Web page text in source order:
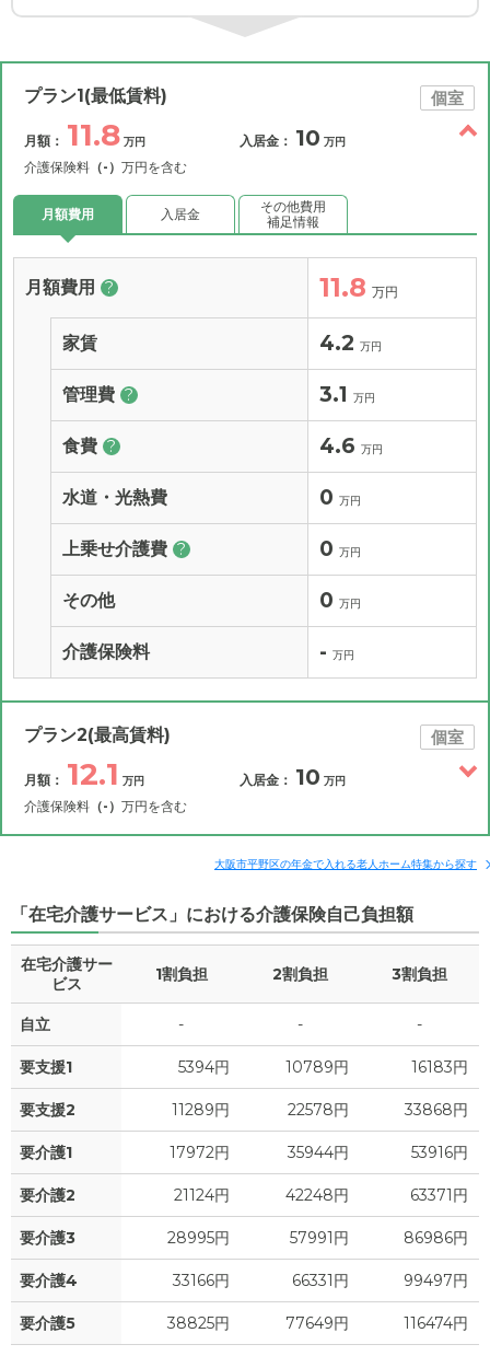
プラン1(最低賃料) 個室
月額： 11.8 万円
介護保険料 （-） 万円を含む
入居金： 10 万円
月額費用 入居金
その他費用
補足情報
月額費用 ? 11.8 万円
家賃 4.2 万円
管理費 ? 3.1 万円
食費 ? 4.6 万円
水道・光熱費 0 万円
上乗せ介護費 ? 0 万円
その他 0 万円
介護保険料 - 万円
プラン2(最高賃料) 個室
月額： 12.1 万円
介護保険料 （-） 万円を含む
入居金： 10 万円
補足情報
月額費用 ? 12.1 万円
家賃 4.5
食費 ? 4.6 万円
水道・光熱費 0
上乗せ介護費 ? 0 万円
その他 0 万円
介護保険料 -
大阪市平野区の年金で入れる老人ホーム特集から探す
「在宅介護サービス」における介護保険自己負担額
在宅介護サー
ビス
1割負担 2割負担 3割負担
自立 - - -
要支援1 5394円 10789円 16183円
要支援2 11289円 22578円 33868円
要介護1 17972円 35944円 53916円
要介護2 21124円 42248円 63371円
要介護3 28995円 57991円 86986円
要介護4 33166円 66331円 99497円
要介護5 38825円 77649円 116474円